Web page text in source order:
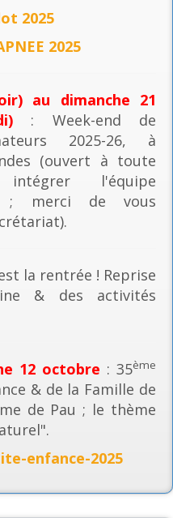
2025
2025
au dimanche 21
: Week-end de
2025-26, à
(ouvert à toute
l'équipe
; merci de vous
la rentrée ! Reprise
& des activités
12 octobre : 35ème
& de la Famille de
de Pau ; le thème
enfance-2025